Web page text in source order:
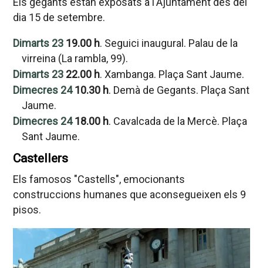
dia 15 de setembre.
Dimarts 23 19.00 h. Seguici inaugural. Palau de la
virreina (La rambla, 99).
Dimarts 23 22.00 h. Xambanga. Plaça Sant Jaume.
Dimecres 24 10.30 h. Demà de Gegants. Plaça Sant
Jaume.
Dimecres 24 18.00 h. Cavalcada de la Mercè. Plaça
Sant Jaume.
Castellers
Els famosos "Castells", emocionants
construccions humanes que aconsegueixen els 9
pisos.